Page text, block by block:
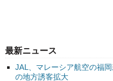
最新ニュース
JAL、マレーシア航空の福
の地方誘客拡大